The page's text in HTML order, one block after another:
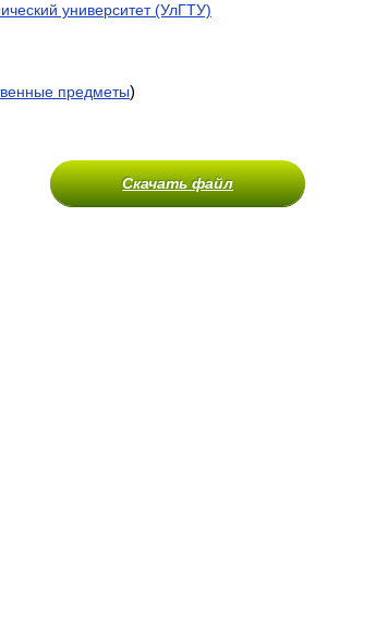
университет (УлГТУ)
предметы)
Скачать файл